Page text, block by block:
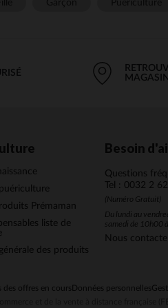
Prémaman
liste de
des produits
Besoin
Questions
Tel : 0032 2
(Numéro Gratuit)
Du lundi au
samedi de 10h00
Nous
des offres en cours Données personnelles